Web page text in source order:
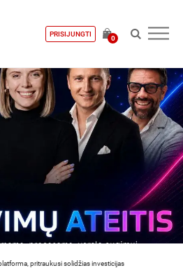
PRISIJUNGTI
0
pritraukusi solidžias investicijas